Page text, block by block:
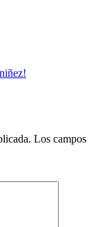
Los campos